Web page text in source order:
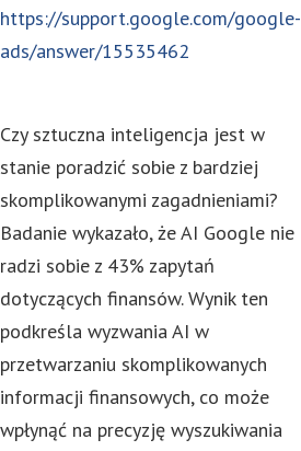
https://support.google.com/google-
ads/answer/15535462
Czy sztuczna inteligencja jest w
stanie poradzić sobie z bardziej
skomplikowanymi zagadnieniami?
Badanie wykazało, że AI Google nie
radzi sobie z 43% zapytań
dotyczących finansów. Wynik ten
podkreśla wyzwania AI w
przetwarzaniu skomplikowanych
informacji finansowych, co może
wpłynąć na precyzję wyszukiwania